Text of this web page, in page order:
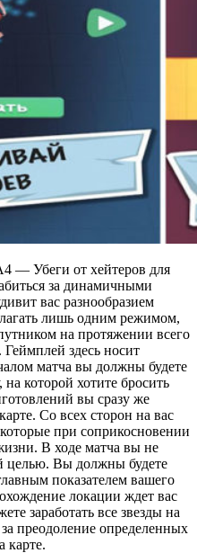
— Убеги от хейтеров для
за динамичными
вас разнообразием
лишь одним режимом,
на протяжении всего
здесь носит
матча вы должны будете
которой хотите бросить
вы сразу же
Со всех сторон на вас
при соприкосновении
В ходе матча вы не
целью. Вы должны будете
показателем вашего
локации ждет вас
заработать все звезды на
преодоление определенных
карте.